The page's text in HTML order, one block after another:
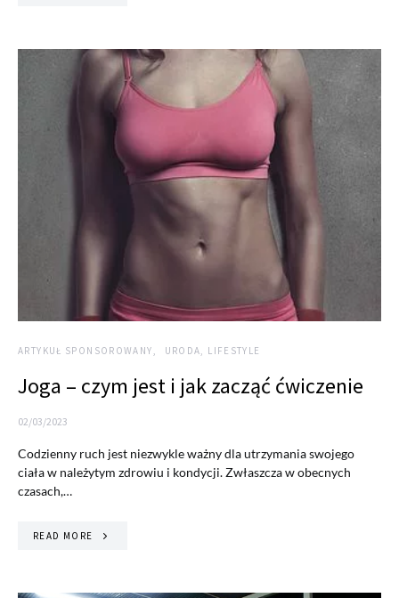
ARTYKUŁ SPONSOROWANY URODA, LIFESTYLE
Joga – czym jest i jak zacząć ćwiczenie
02/03/2023
Codzienny ruch jest niezwykle ważny dla utrzymania swojego
ciała w należytym zdrowiu i kondycji. Zwłaszcza w obecnych
czasach,…
READ MORE